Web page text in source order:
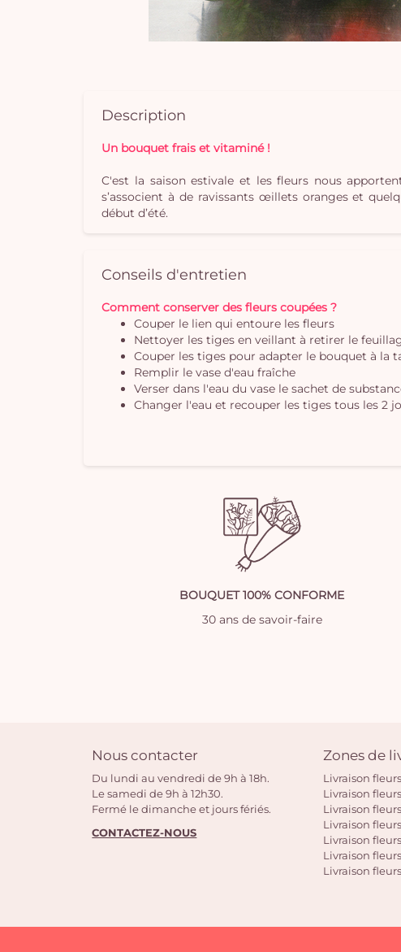
Description
Un bouquet frais et vitaminé !
C'est la saison estivale et les fleurs nous
s’associent à de ravissants œillets oranges et
début d’été.
Conseils d'entretien
Comment conserver des fleurs coupées ?
Couper le lien qui entoure les fleurs
Nettoyer les tiges en veillant à retirer le
Couper les tiges pour adapter le bouquet à la
Remplir le vase d'eau fraîche
Verser dans l'eau du vase le sachet de
Changer l'eau et recouper les tiges tous les 2
BOUQUET 100% CONFORME
30 ans de savoir-faire
Nous contacter
Du lundi au vendredi de 9h à 18h.
Le samedi de 9h à 12h30.
Fermé le dimanche et jours fériés.
CONTACTEZ-NOUS
Zones de
Livraison
Livraison
Livraison
Livraison
Livraison
Livraison
Livraison